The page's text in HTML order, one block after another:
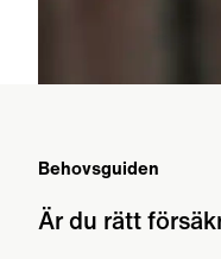
Behovsguiden
Är du rätt